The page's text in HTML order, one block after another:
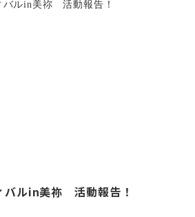
バルin美祢 活動報告！